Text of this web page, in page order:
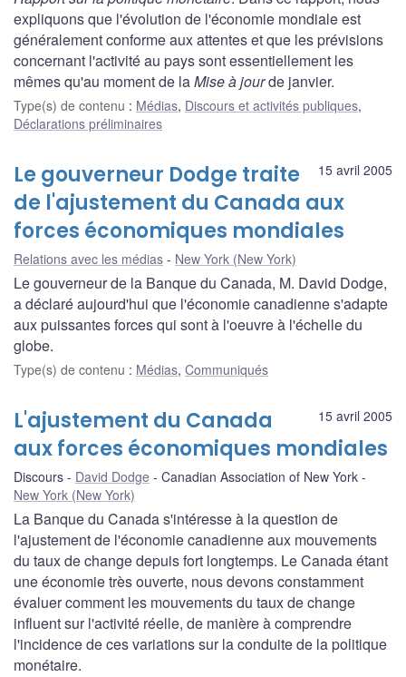
expliquons que l'évolution de l'économie mondiale est
généralement conforme aux attentes et que les prévisions
concernant l'activité au pays sont essentiellement les
mêmes qu'au moment de laMise à jourde janvier.
Type(s) de contenu : Médias, Discours et activités publiques,
Déclarations préliminaires
15 avril 2005
Le gouverneur Dodge traite
de l'ajustement du Canada aux
forces économiques mondiales
Relations avec les médias New York (New York)
Le gouverneur de la Banque du Canada, M. David Dodge,
a déclaré aujourd'hui que l'économie canadienne s'adapte
aux puissantes forces qui sont à l'oeuvre à l'échelle du
globe.
Type(s) de contenu : Médias, Communiqués
15 avril 2005
L'ajustement du Canada
aux forces économiques mondiales
Discours David Dodge
Canadian Association of New York
New York (New York)
La Banque du Canada s'intéresse à la question de
l'ajustement de l'économie canadienne aux mouvements
du taux de change depuis fort longtemps. Le Canada étant
une économie très ouverte, nous devons constamment
évaluer comment les mouvements du taux de change
influent sur l'activité réelle, de manière à comprendre
l'incidence de ces variations sur la conduite de la politique
monétaire.